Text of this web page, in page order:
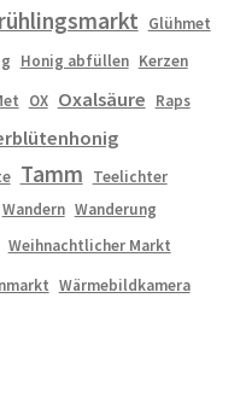
Glühmet
Honig abfüllen Kerzen
OX Oxalsäure Raps
Tamm Teelichter
Wandern Wanderung
Weihnachtlicher Markt
Wärmebildkamera